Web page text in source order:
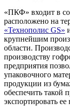
«ПКФ» входит в
расположено на
«Технополис GS»
крупнейшим
области.
производству
предприятия
упаковочного
продукции из
обеспечить такой
экспортировать